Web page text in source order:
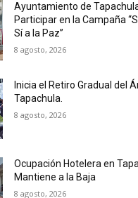
Ayuntamiento de
Participar en la Campaña
Sí a la Paz”
8 agosto, 2026
Inicia el Retiro Gradual del
Tapachula.
8 agosto, 2026
Ocupación Hotelera en
Mantiene a la Baja
8 agosto, 2026